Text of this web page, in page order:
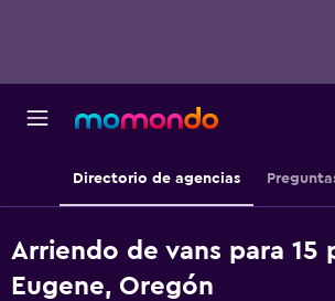
Directorio de agencias
Arriendo de vans para 15
Eugene, Oregón